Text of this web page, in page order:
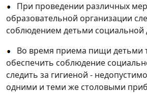
При проведении различных
образовательной организации
соблюдением детьми социальной
Во время приема пищи детьми
обеспечить соблюдение
следить за гигиеной -
одними и теми же столовыми